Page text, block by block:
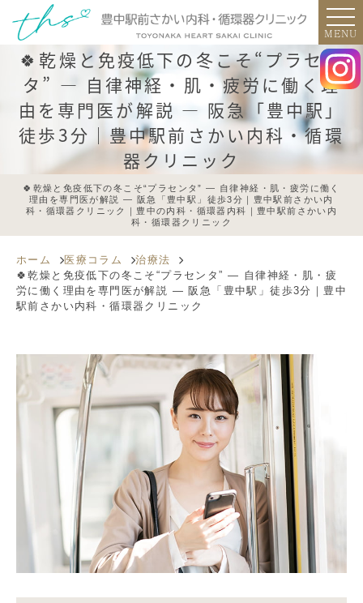
MENU
🍀乾燥と免疫低下の冬こそ“プラセン
タ” ― 自律神経・肌・疲労に働く理
由を専門医が解説 ― 阪急「豊中駅」
徒歩3分｜豊中駅前さかい内科・循環
器クリニック
🍀乾燥と免疫低下の冬こそ“プラセンタ” ― 自律神経・肌・疲労に働く
理由を専門医が解説 ― 阪急「豊中駅」徒歩3分｜豊中駅前さかい内
科・循環器クリニック｜豊中の内科・循環器内科｜豊中駅前さかい内
科・循環器クリニック
ホーム 医療コラム
治療法
🍀乾燥と免疫低下の冬こそ“プラセンタ” ― 自律神経・肌・疲
労に働く理由を専門医が解説 ― 阪急「豊中駅」徒歩3分｜豊中
駅前さかい内科・循環器クリニック